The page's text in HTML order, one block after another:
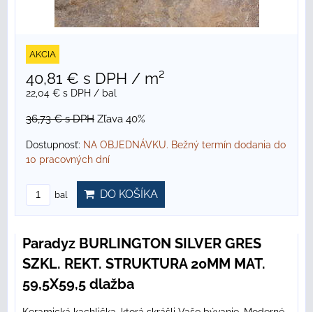
AKCIA
40,81 € s DPH / m²
22,04 € s DPH / bal
36,73 €s DPH Zľava 40%
Dostupnosť: NA OBJEDNÁVKU. Bežný termín dodania do
10 pracovných dní
bal DO KOŠÍKA
Paradyz BURLINGTON SILVER GRES
SZKL. REKT. STRUKTURA 20MM MAT.
59,5X59,5 dlažba